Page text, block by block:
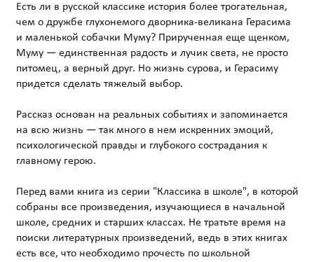
Есть ли в русской классике история более трогательная,
чем о дружбе глухонемого дворника-великана Герасима
и маленькой собачки Муму? Прирученная еще щенком,
Муму — единственная радость и лучик света, не просто
питомец, а верный друг. Но жизнь сурова, и Герасиму
придется сделать тяжелый выбор.
Рассказ основан на реальных событиях и запоминается
на всю жизнь — так много в нем искренних эмоций,
психологической правды и глубокого сострадания к
главному герою.
Перед вами книга из серии "Классика в школе", в которой
собраны все произведения, изучающиеся в начальной
школе, средних и старших классах. Не тратьте время на
поиски литературных произведений, ведь в этих книгах
есть все, что необходимо прочесть по школьной